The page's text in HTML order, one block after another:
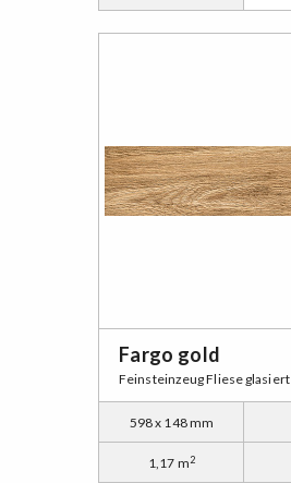
Fargo gold
Feinsteinzeug Fliese glasiert
598 x 148 mm
1,17 m2